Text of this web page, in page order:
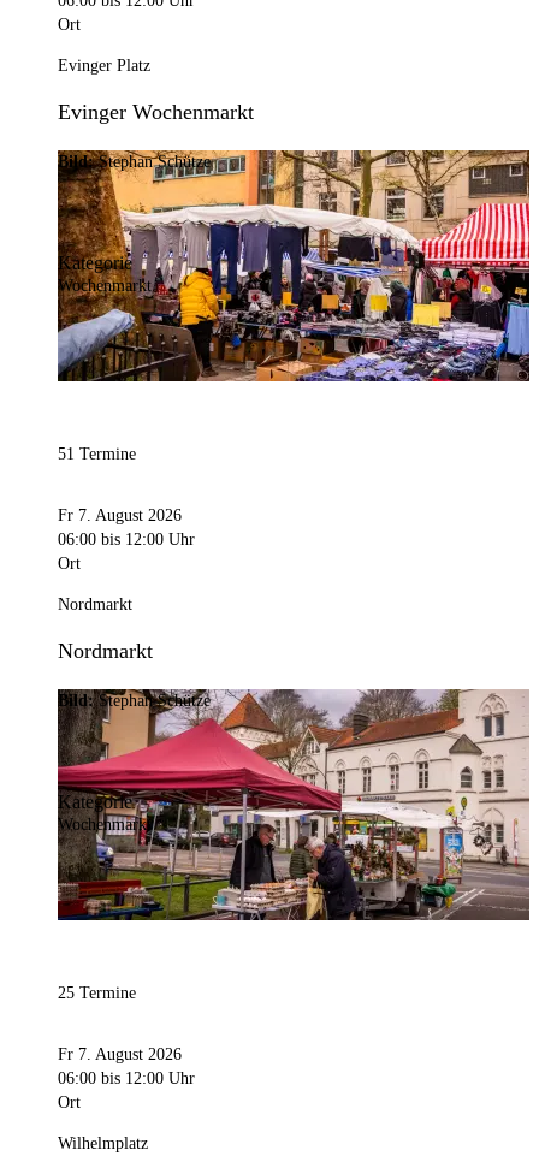
Ort
Evinger Platz
Evinger Wochenmarkt
Bild:Stephan Schütze
Kategorie
Wochenmarkt
51 Termine
Fr 7. August 2026
06:00 bis 12:00 Uhr
Ort
Nordmarkt
Nordmarkt
Bild:Stephan Schütze
Kategorie
Wochenmarkt
25 Termine
Fr 7. August 2026
06:00 bis 12:00 Uhr
Ort
Wilhelmplatz